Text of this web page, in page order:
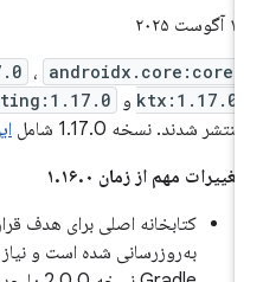
،
ktx:1.17.0و
شدند. نسخه 1.17.0 شامل این
مهم از زمان ۱.۱۶.۰